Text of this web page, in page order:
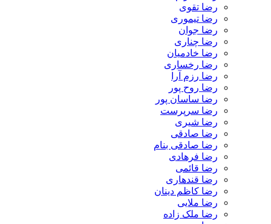
رضا تقوی
رضا تیموری
رضا جوان
رضا چناری
رضا خادمیان
رضا رخساری
رضا رزم آرا
رضا روح پور
رضا ساسان پور
رضا سرپرست
رضا شیری
رضا صادقی
رضا صادقی بنام
رضا فرهادی
رضا قائمی
رضا قندهاری
رضا کاظم دینان
رضا ملایی
رضا ملک زاده